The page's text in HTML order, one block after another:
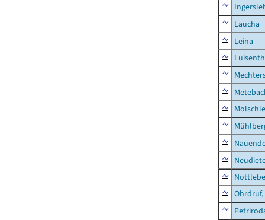
Laucha
Leina